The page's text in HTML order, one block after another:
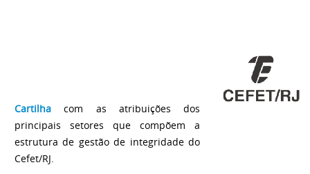
Cartilha com as atribuições dos
principais setores que compõem a
estrutura de gestão de integridade do
Cefet/RJ.